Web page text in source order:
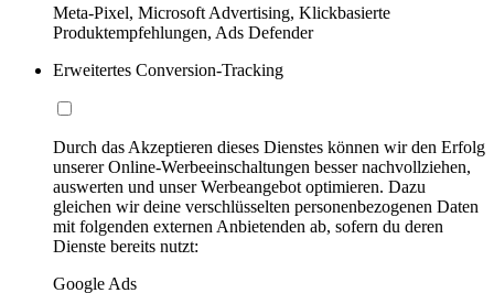
Meta-Pixel, Microsoft Advertising, Klickbasierte
Produktempfehlungen, Ads Defender
Erweitertes Conversion-Tracking
Durch das Akzeptieren dieses Dienstes können wir den Erfolg
unserer Online-Werbeeinschaltungen besser nachvollziehen,
auswerten und unser Werbeangebot optimieren. Dazu
gleichen wir deine verschlüsselten personenbezogenen Daten
mit folgenden externen Anbietenden ab, sofern du deren
Dienste bereits nutzt:
Google Ads